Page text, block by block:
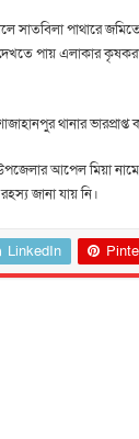
সাতবিলা পাথারে
দেখতে পায় এলাকার
থানার
আপেল মিয়া
জানা যায় নি।
LinkedIn